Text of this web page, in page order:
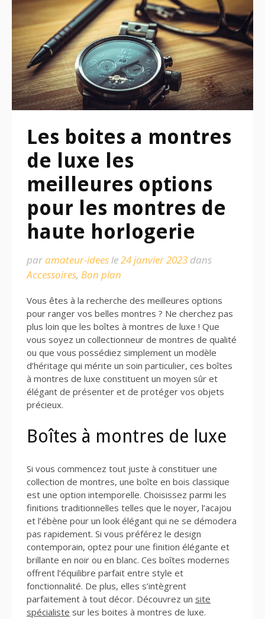
Les boites a montres
de luxe les
meilleures options
pour les montres de
haute horlogerie
paramateur-ideesle24 janvier 2023 dans
Accessoires, Bon plan
Vous êtes à la recherche des meilleures options
pour ranger vos belles montres ? Ne cherchez pas
plus loin que les boîtes à montres de luxe ! Que
vous soyez un collectionneur de montres de qualité
ou que vous possédiez simplement un modèle
d’héritage qui mérite un soin particulier, ces boîtes
à montres de luxe constituent un moyen sûr et
élégant de présenter et de protéger vos objets
précieux.
Boîtes à montres de luxe
Si vous commencez tout juste à constituer une
collection de montres, une boîte en bois classique
est une option intemporelle. Choisissez parmi les
finitions traditionnelles telles que le noyer, l’acajou
et l’ébène pour un look élégant qui ne se démodera
pas rapidement. Si vous préférez le design
contemporain, optez pour une finition élégante et
brillante en noir ou en blanc. Ces boîtes modernes
offrent l’équilibre parfait entre style et
fonctionnalité. De plus, elles s’intègrent
parfaitement à tout décor. Découvrez un site
spécialiste sur les boites à montres de luxe.